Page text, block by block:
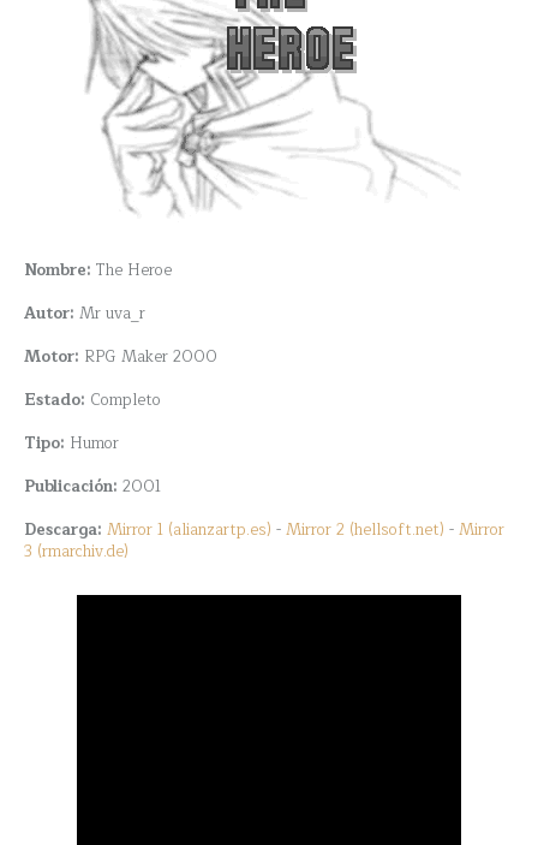
Nombre: The Heroe
Autor: Mr uva_r
Motor: RPG Maker 2000
Estado: Completo
Tipo: Humor
Publicación: 2001
Descarga: Mirror 1 (alianzartp.es) -Mirror 2 (hellsoft.net) -Mirror
3 (rmarchiv.de)